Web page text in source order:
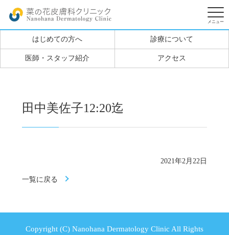
はじめての方へ 診療について
医師・スタッフ紹介 アクセス
田中美佐子12:20迄
2021年2月22日
一覧に戻る
Copyright (C) Nanohana Dermatology Clinic All Rights